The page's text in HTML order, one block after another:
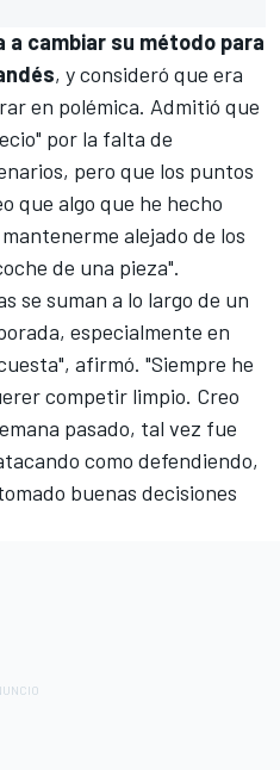
a cambiar su método para
, y consideró que era
en polémica. Admitió que
por la falta de
pero que los puntos
que algo que he hecho
alejado de los
de una pieza".
se suman a lo largo de un
especialmente en
afirmó. "Siempre he
competir limpio. Creo
pasado, tal vez fue
como defendiendo,
buenas decisiones